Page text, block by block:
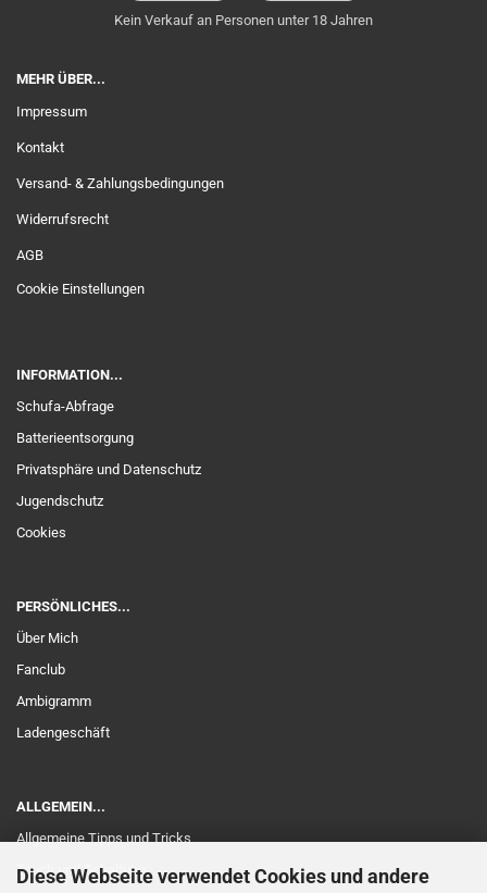
Diese Webseite verwendet Cookies und andere
Kein Verkauf an Personen unter 18 Jahren
MEHR ÜBER...
Impressum
Kontakt
Versand- & Zahlungsbedingungen
Widerrufsrecht
AGB
Cookie Einstellungen
INFORMATION...
Schufa-Abfrage
Batterieentsorgung
Privatsphäre und Datenschutz
Jugendschutz
Cookies
PERSÖNLICHES...
Über Mich
Fanclub
Ambigramm
Ladengeschäft
ALLGEMEIN...
Allgemeine Tipps und Tricks
Touch und Schaltung